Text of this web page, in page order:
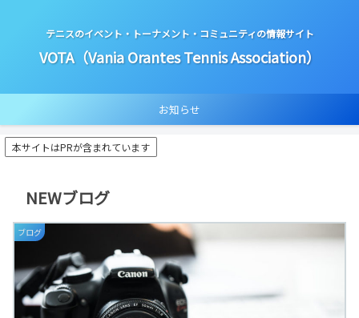
テニスのイベント・トーナメント・コミュニティの情報サイト
VOTA（Vania Orantes Tennis Association）
お知らせ
本サイトはPRが含まれています
NEWブログ
ブログ